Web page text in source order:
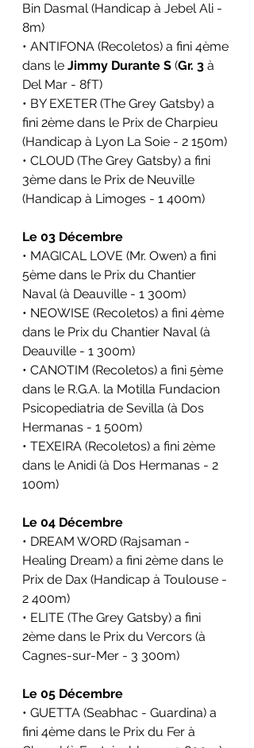
Bin Dasmal (Handicap à Jebel Ali -
8m)
• ANTIFONA (Recoletos) a fini 4ème
dans le Jimmy Durante S (Gr. 3 à
Del Mar - 8fT)
• BY EXETER (The Grey Gatsby) a
fini 2ème dans le Prix de Charpieu
(Handicap à Lyon La Soie - 2 150m)
• CLOUD (The Grey Gatsby) a fini
3ème dans le Prix de Neuville
(Handicap à Limoges - 1 400m)
Le 03 Décembre
• MAGICAL LOVE (Mr. Owen) a fini
5ème dans le Prix du Chantier
Naval (à Deauville - 1 300m)
• NEOWISE (Recoletos) a fini 4ème
dans le Prix du Chantier Naval (à
Deauville - 1 300m)
• CANOTIM (Recoletos) a fini 5ème
dans le R.G.A. la Motilla Fundacion
Psicopediatria de Sevilla (à Dos
Hermanas - 1 500m)
• TEXEIRA (Recoletos) a fini 2ème
dans le Anidi (à Dos Hermanas - 2
100m)
Le 04 Décembre
• DREAM WORD (Rajsaman -
Healing Dream) a fini 2ème dans le
Prix de Dax (Handicap à Toulouse -
2 400m)
• ELITE (The Grey Gatsby) a fini
2ème dans le Prix du Vercors (à
Cagnes-sur-Mer - 3 300m)
Le 05 Décembre
• GUETTA (Seabhac - Guardina) a
fini 4ème dans le Prix du Fer à